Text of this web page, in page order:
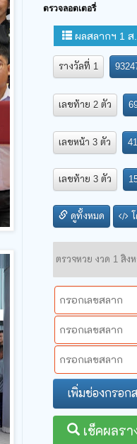
ตรวจลอตเตอรี่